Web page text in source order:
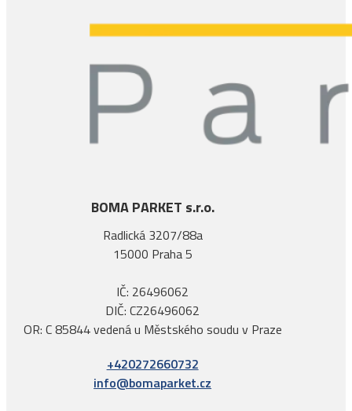
BOMA PARKET s.r.o.
Radlická 3207/88a
15000 Praha 5
IČ: 26496062
DIČ: CZ26496062
OR: C 85844 vedená u Městského soudu v Praze
+420272660732
info@bomaparket.cz